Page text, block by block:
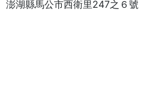
澎湖縣馬公市西衛里247之６號